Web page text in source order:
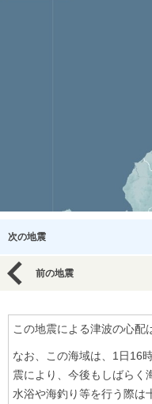
次の地震
前の地震
この地震による津波の心配
なお、この海域は、1日16
震により、今後もしばらく
水浴や海釣り等を行う際は